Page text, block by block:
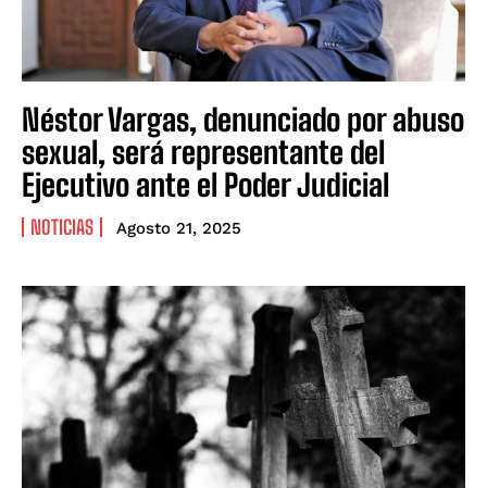
Néstor Vargas, denunciado por abuso
sexual, será representante del
Ejecutivo ante el Poder Judicial
NOTICIAS Agosto 21, 2025